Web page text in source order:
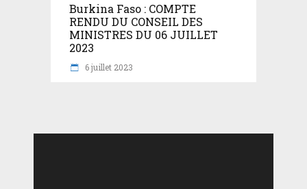
Burkina Faso : COMPTE
RENDU DU CONSEIL DES
MINISTRES DU 06 JUILLET
2023
6 juillet 2023